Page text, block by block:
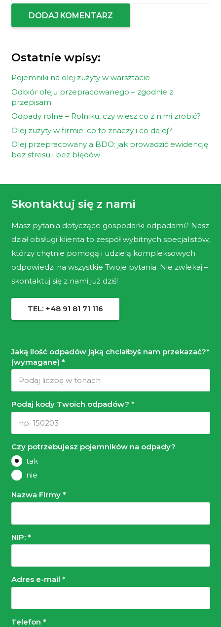
DODAJ KOMENTARZ
Ostatnie wpisy:
Pojemniki na olej zużyty w warsztacie
Odbiór oleju przepracowanego – zgodnie z
przepisami
Odpady rolne – Rolniku, czy wiesz co z nimi zrobić?
Olej zużyty w firmie: co to znaczy i co dalej?
Olej przepracowany a BDO: jak prowadzić ewidencję
bez stresu i bez błędów
Skontaktuj się z nami
Masz pytania dotyczące gospodarki odpadami? Nasz
dział obsługi klienta to zespół wybitnych specjalistów,
którzy chętnie pomogą i udzielą kompleksowych
odpowiedzi na wszystkie Twoje pytania. Nie zwlekaj –
skontaktuj się z nami już dziś!
TEL: +48 91 81 71 116
Jaką ilość odpadów jąką chciałbyś nam przekazać?*
(wymagane) *
Podaj kody Twoich odpadów? *
Czy potrzebujesz pojemników na odpady?
tak
nie
Nazwa Firmy *
NIP: *
Adres e-mail *
Telefon *